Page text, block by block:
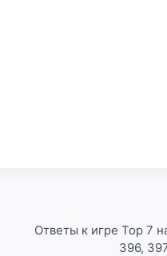
Ответы к игре Top 7
396,